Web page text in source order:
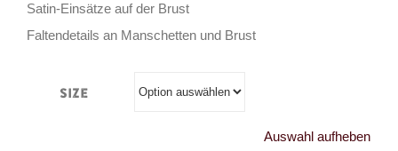
Satin-Einsätze auf der Brust
Faltendetails an Manschetten und Brust
Size
Auswahl aufheben